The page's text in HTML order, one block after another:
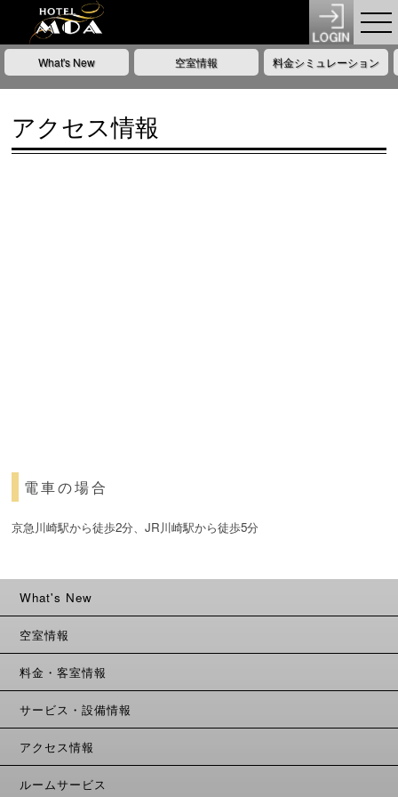
What's New 空室情報 料金シミュレーション
アクセス情報
電車の場合
京急川崎駅から徒歩2分、JR川崎駅から徒歩5分
What's New
空室情報
料金・客室情報
サービス・設備情報
アクセス情報
ルームサービス